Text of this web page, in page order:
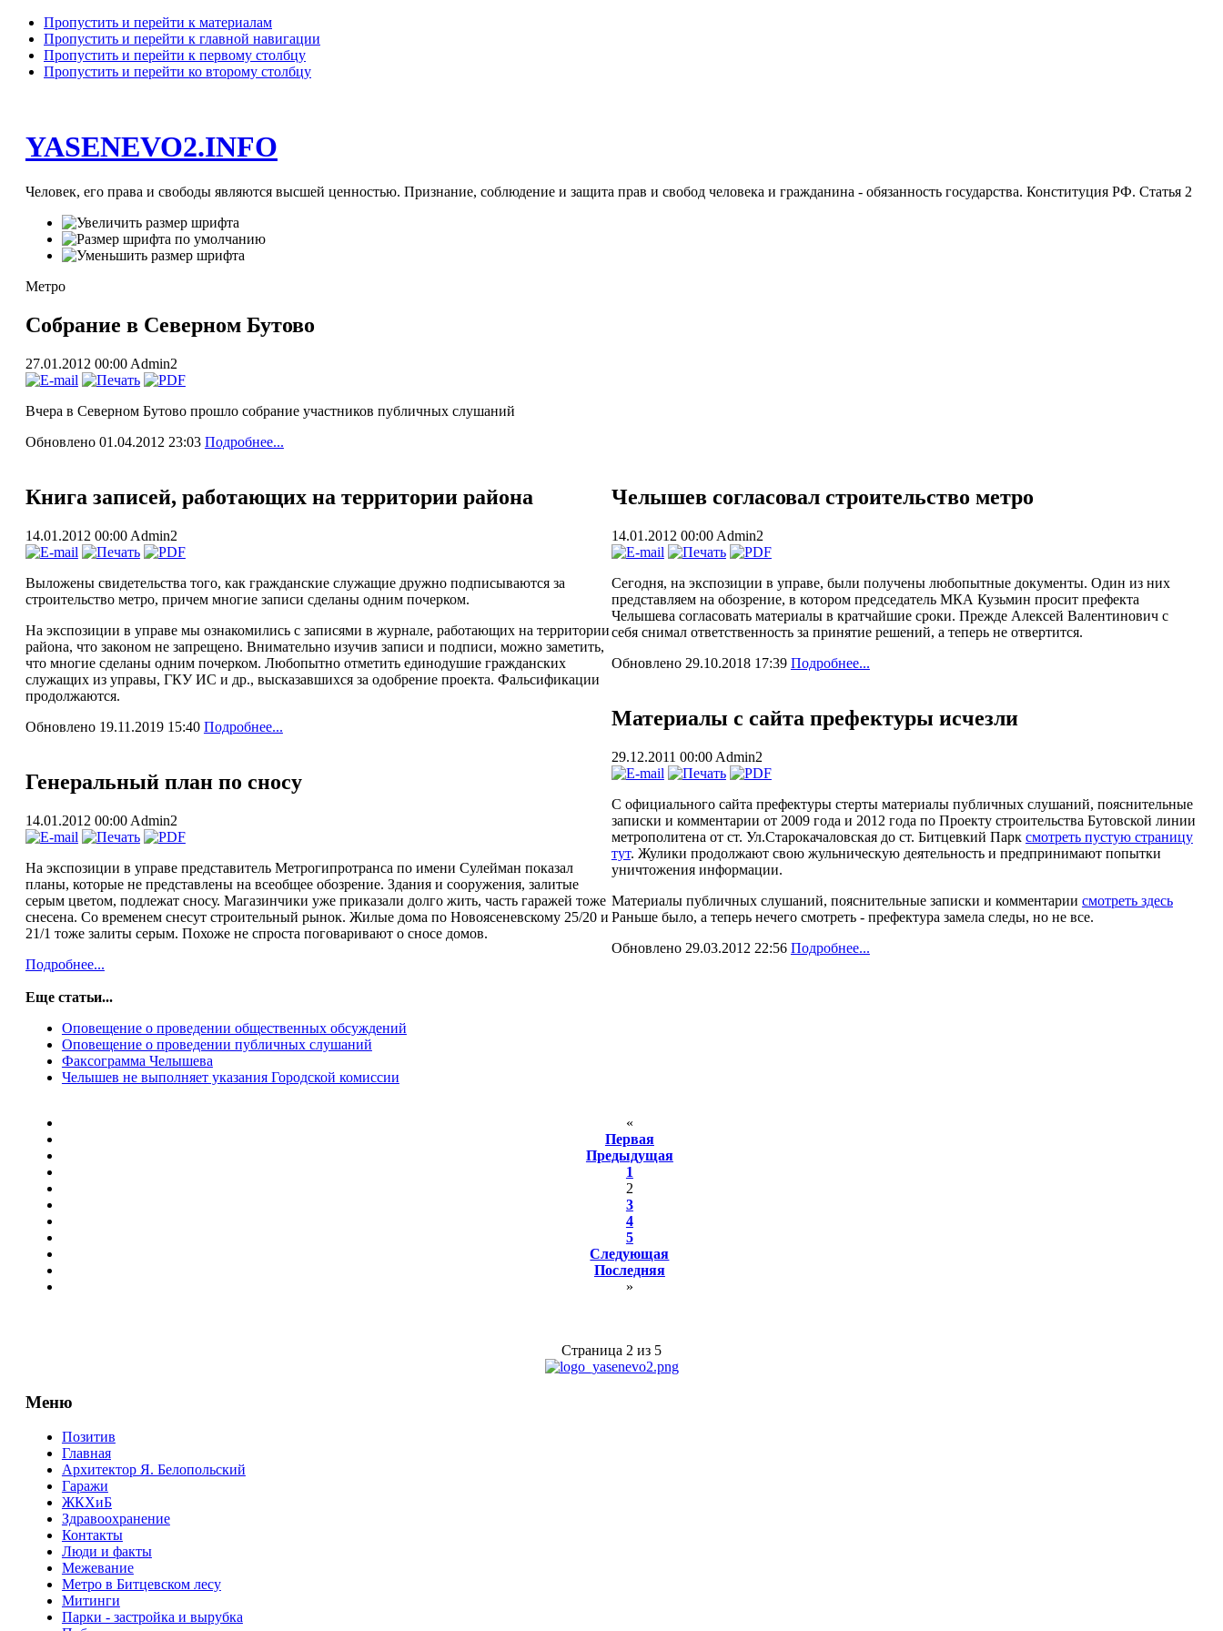
Пропустить и перейти к материалам
Пропустить и перейти к главной навигации
Пропустить и перейти к первому столбцу
Пропустить и перейти ко второму столбцу
YASENEVO2.INFO
Человек, его права и свободы являются высшей ценностью. Признание, соблюдение и защита прав и свобод человека и гражданина - обязанность государства. Конституция РФ. Статья 2
Метро
Собрание в Северном Бутово
27.01.2012 00:00 Admin2
Вчера в Северном Бутово прошло собрание участников публичных слушаний
Обновлено 01.04.2012 23:03 Подробнее...
Книга записей, работающих на территории района
14.01.2012 00:00 Admin2
Выложены свидетельства того, как гражданские служащие дружно подписываются за
строительство метро, причем многие записи сделаны одним почерком.
На экспозиции в управе мы ознакомились с записями в журнале, работающих на территории
района, что законом не запрещено. Внимательно изучив записи и подписи, можно заметить,
что многие сделаны одним почерком. Любопытно отметить единодушие гражданских
служащих из управы, ГКУ ИС и др., высказавшихся за одобрение проекта. Фальсификации
продолжаются.
Обновлено 19.11.2019 15:40 Подробнее...
Генеральный план по сносу
14.01.2012 00:00 Admin2
На экспозиции в управе представитель Метрогипротранса по имени Сулейман показал
планы, которые не представлены на всеобщее обозрение. Здания и сооружения, залитые
серым цветом, подлежат сносу. Магазинчики уже приказали долго жить, часть гаражей тоже
снесена. Со временем снесут строительный рынок. Жилые дома по Новоясеневскому 25/20 и
21/1 тоже залиты серым. Похоже не спроста поговаривают о сносе домов.
Подробнее...
Челышев согласовал строительство метро
14.01.2012 00:00 Admin2
Сегодня, на экспозиции в управе, были получены любопытные документы. Один из них
представляем на обозрение, в котором председатель МКА Кузьмин просит префекта
Челышева согласовать материалы в кратчайшие сроки. Прежде Алексей Валентинович с
себя снимал ответственность за принятие решений, а теперь не отвертится.
Обновлено 29.10.2018 17:39 Подробнее...
Материалы с сайта префектуры исчезли
29.12.2011 00:00 Admin2
С официального сайта префектуры стерты материалы публичных слушаний, пояснительные
записки и комментарии от 2009 года и 2012 года по Проекту строительства Бутовской линии
метрополитена от ст. Ул.Старокачаловская до ст. Битцевкий Парк смотреть пустую страницу
тут. Жулики продолжают свою жульническую деятельность и предпринимают попытки
уничтожения информации.
Материалы публичных слушаний, пояснительные записки и комментарии смотреть здесь
Раньше было, а теперь нечего смотреть - префектура замела следы, но не все.
Обновлено 29.03.2012 22:56 Подробнее...
Еще статьи...
Оповещение о проведении общественных обсуждений
Оповещение о проведении публичных слушаний
Факсограмма Челышева
Челышев не выполняет указания Городской комиссии
«
Первая
Предыдущая
1
2
3
4
5
Следующая
Последняя
»
Страница 2 из 5
Меню
Позитив
Главная
Архитектор Я. Белопольский
Гаражи
ЖКХиБ
Здравоохранение
Контакты
Люди и факты
Межевание
Метро в Битцевском лесу
Митинги
Парки - застройка и вырубка